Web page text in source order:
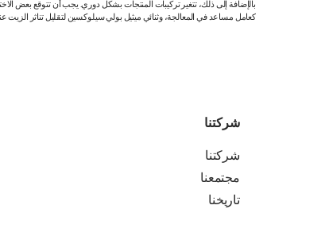
بالإضافة إلى ذلك، تتغير تركيبات المنتجات بشكل دوري. يجب أن تتوقع
كعامل مساعد في المعالجة، وثنائي ميثيل بولي سيلوكسين لتقليل تناثر الزيت عند الطهي. هذه
شركتنا
شركتنا
مجتمعنا
تاريخنا